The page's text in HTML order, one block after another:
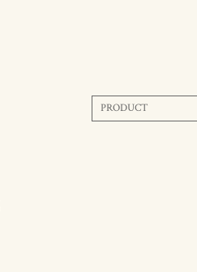
PRODUCT